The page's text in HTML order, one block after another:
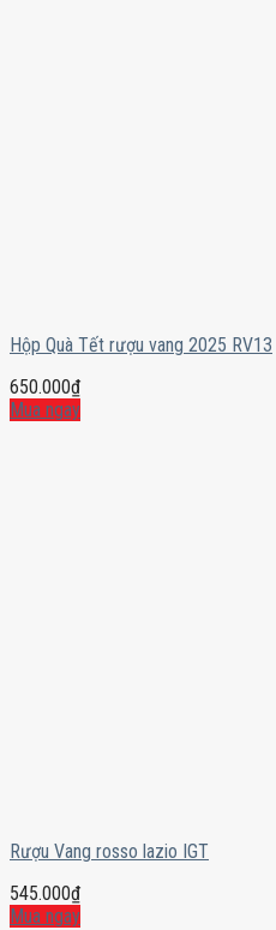
Hộp Quà Tết rượu vang 2025 RV13
650.000₫
Mua ngay
Rượu Vang rosso lazio IGT
545.000₫
Mua ngay